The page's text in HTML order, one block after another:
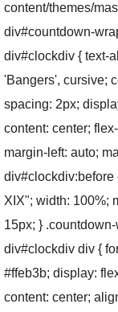
content/themes/
div#countdown-
div#clockdiv { text-
'Bangers', cursive;
spacing: 2px;
content: center;
margin-left: auto;
div#clockdiv:before
XIX"; width: 100%;
15px; }
div#clockdiv div {
#ffeb3b; display:
content: center;